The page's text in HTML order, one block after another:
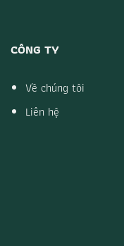
CÔNG TY
Về chúng tôi
Liên hệ